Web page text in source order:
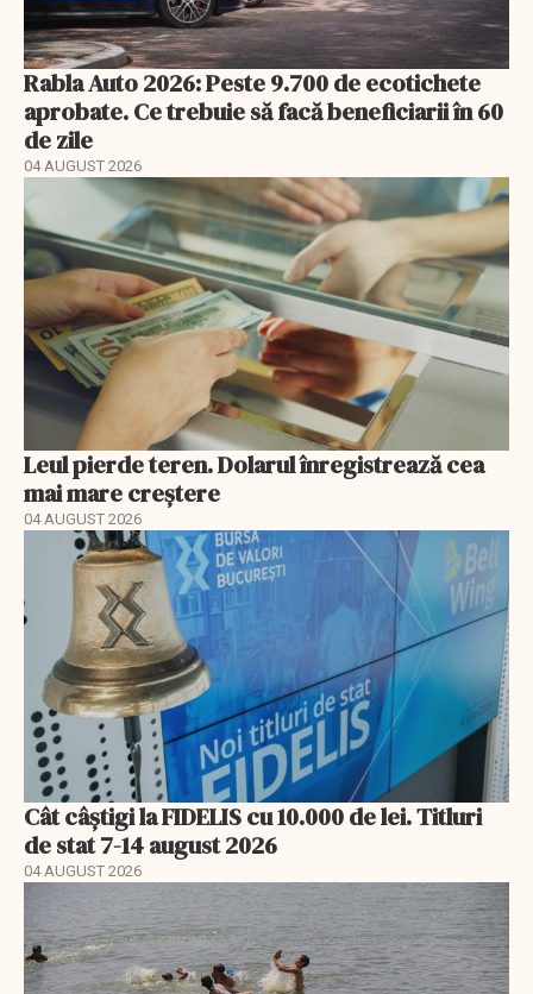
Rabla Auto 2026: Peste 9.700 de ecotichete
aprobate. Ce trebuie să facă beneficiarii în 60
de zile
04 AUGUST 2026
Leul pierde teren. Dolarul înregistrează cea
mai mare creștere
04 AUGUST 2026
Cât câștigi la FIDELIS cu 10.000 de lei. Titluri
de stat 7-14 august 2026
04 AUGUST 2026